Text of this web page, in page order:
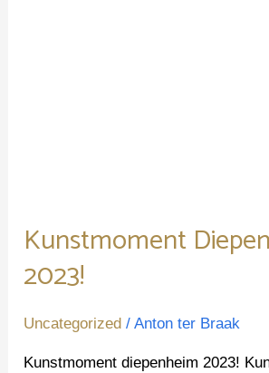
Kunstmoment
2023!
Uncategorized /Anton ter Braak
Kunstmoment diepenheim 2023!